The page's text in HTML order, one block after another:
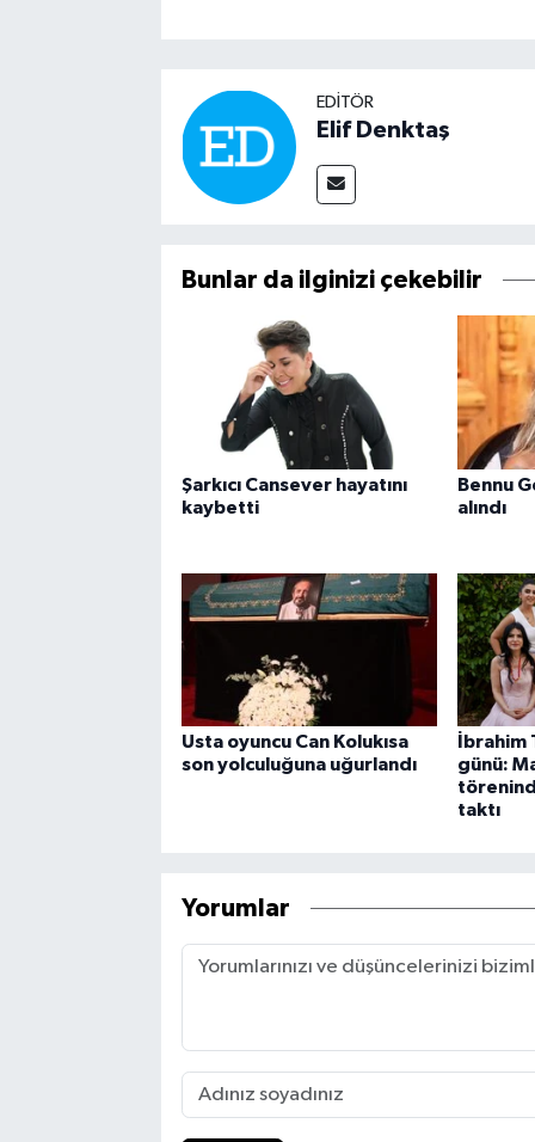
EDITÖR
Elif Denktaş
Bunlar da ilginizi çekebilir
Şarkıcı Cansever hayatını
kaybetti
Bennu
alındı
Usta oyuncu Can Kolukısa
son yolculuğuna uğurlandı
İbrahim
günü:
taktı
Yorumlar